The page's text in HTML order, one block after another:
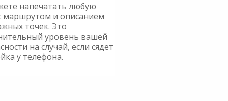
напечатать любую
маршрутом и описанием
точек. Это
уровень вашей
на случай, если сядет
у телефона.